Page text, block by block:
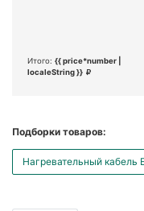
Итого: {{ price*number |
localeString }}
Подборки товаров:
Нагревательный кабель